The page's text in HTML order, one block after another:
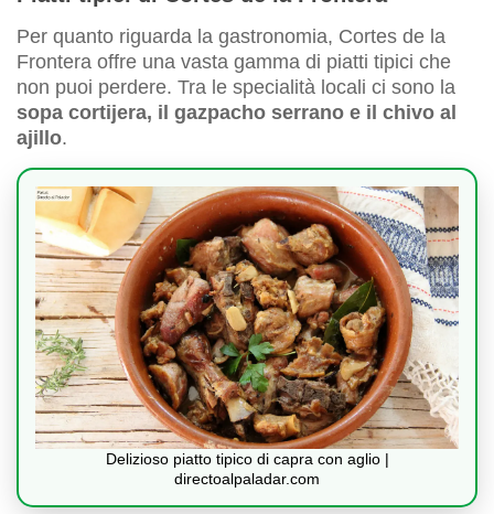
Per quanto riguarda la gastronomia, Cortes de la
Frontera offre una vasta gamma di piatti tipici che
non puoi perdere. Tra le specialità locali ci sono la
sopa cortijera, il gazpacho serrano e il chivo al
ajillo.
Delizioso piatto tipico di capra con aglio |
directoalpaladar.com